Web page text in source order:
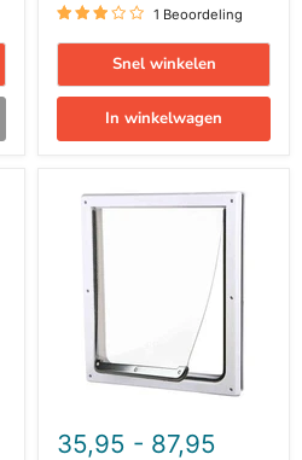
1 Beoordeling
Snel winkelen
In winkelwagen
Trixie
Hondenluik
35,95 - 87,95